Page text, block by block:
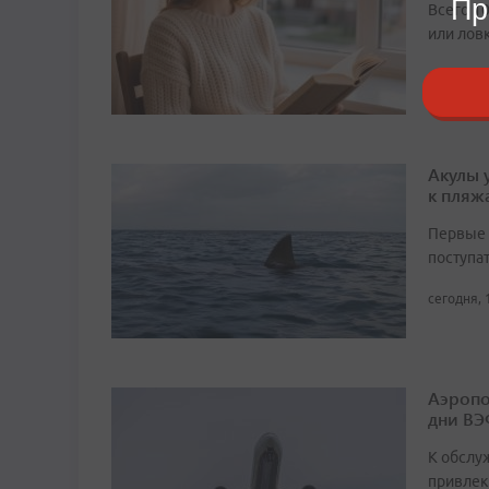
Всего
или
сегодня,
Акулы
к
Первые
сегодня,
дни
К